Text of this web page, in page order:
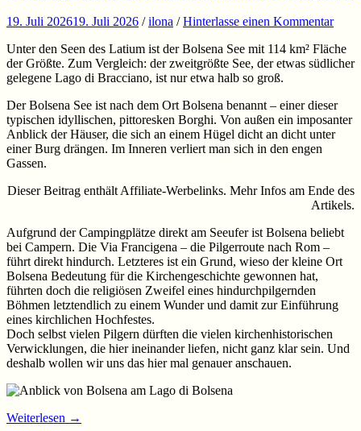
19. Juli 202619. Juli 2026 /ilona /Hinterlasse einen Kommentar
Unter den Seen des Latium ist der Bolsena See mit 114 km² Fläche
der Größte. Zum Vergleich: der zweitgrößte See, der etwas südlicher
gelegene Lago di Bracciano, ist nur etwa halb so groß.
Der Bolsena See ist nach dem Ort Bolsena benannt – einer dieser
typischen idyllischen, pittoresken Borghi. Von außen ein imposanter
Anblick der Häuser, die sich an einem Hügel dicht an dicht unter
einer Burg drängen. Im Inneren verliert man sich in den engen
Gassen.
Dieser Beitrag enthält Affiliate-Werbelinks. Mehr Infos am Ende des
Artikels.
Aufgrund der Campingplätze direkt am Seeufer ist Bolsena beliebt
bei Campern. Die Via Francigena – die Pilgerroute nach Rom –
führt direkt hindurch. Letzteres ist ein Grund, wieso der kleine Ort
Bolsena Bedeutung für die Kirchengeschichte gewonnen hat,
führten doch die religiösen Zweifel eines hindurchpilgernden
Böhmen letztendlich zu einem Wunder und damit zur Einführung
eines kirchlichen Hochfestes.
Doch selbst vielen Pilgern dürften die vielen kirchenhistorischen
Verwicklungen, die hier ineinander liefen, nicht ganz klar sein. Und
deshalb wollen wir uns das hier mal genauer anschauen.
Weiterlesen →